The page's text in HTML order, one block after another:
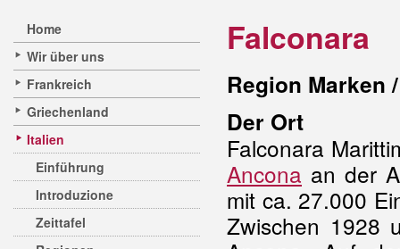
Home
Wir über uns
Frankreich
Griechenland
Italien
Einführung
Introduzione
Zeittafel
Falconara
Region Marken
Der Ort
Falconara
Ancona an der
mit ca. 27.000
Zwischen 1928